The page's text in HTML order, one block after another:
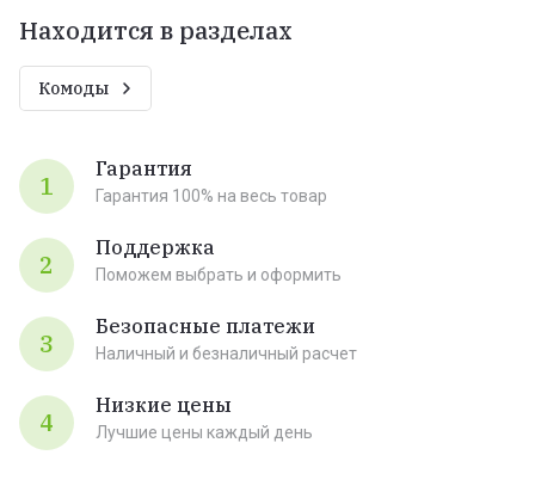
Находится в разделах
Комоды
1
Гарантия
Гарантия 100% на весь товар
2
Поддержка
Поможем выбрать и оформить
3
Безопасные платежи
Наличный и безналичный расчет
4
Низкие цены
Лучшие цены каждый день